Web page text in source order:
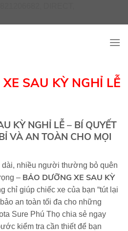
SAU KỲ NGHỈ LỄ
KỲ NGHỈ LỄ – BÍ QUYẾT
VÀ AN TOÀN CHO MỌI
nhiều người thường bỏ quên
– BẢO DƯỠNG XE SAU KỲ
chỉ giúp chiếc xe của bạn “tút lại
an toàn tối đa cho những
Sure Phú Thọ chia sẻ ngay
kiểm tra cần thiết để bạn